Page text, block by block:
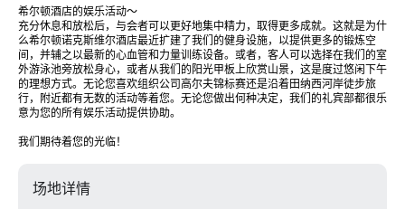
希尔顿酒店的娱乐活动〜
充分休息和放松后，与会者可以更好地集中精力，取得更多成就。这就是为什
么希尔顿诺克斯维尔酒店最近扩建了我们的健身设施，以提供更多的锻炼空
间，并辅之以最新的心血管和力量训练设备。或者，客人可以选择在我们的室
外游泳池旁放松身心，或者从我们的阳光甲板上欣赏山景，这是度过悠闲下午
的理想方式。无论您喜欢组织公司高尔夫锦标赛还是沿着田纳西河岸徒步旅
行，附近都有无数的活动等着您。无论您做出何种决定，我们的礼宾部都很乐
意为您的所有娱乐活动提供协助。
我们期待着您的光临！
场地详情